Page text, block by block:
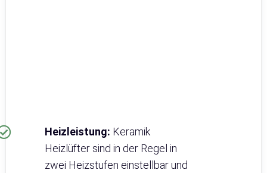
Heizleistung: Keramik
Heizlüfter sind in der Regel in
zwei Heizstufen einstellbar und